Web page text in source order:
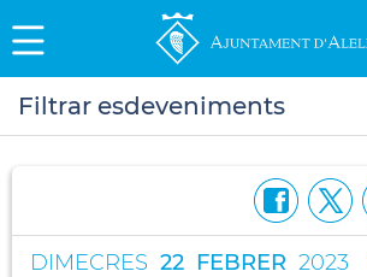
Filtrar esdeveniments
DIMECRES 22 FEBRER 2023